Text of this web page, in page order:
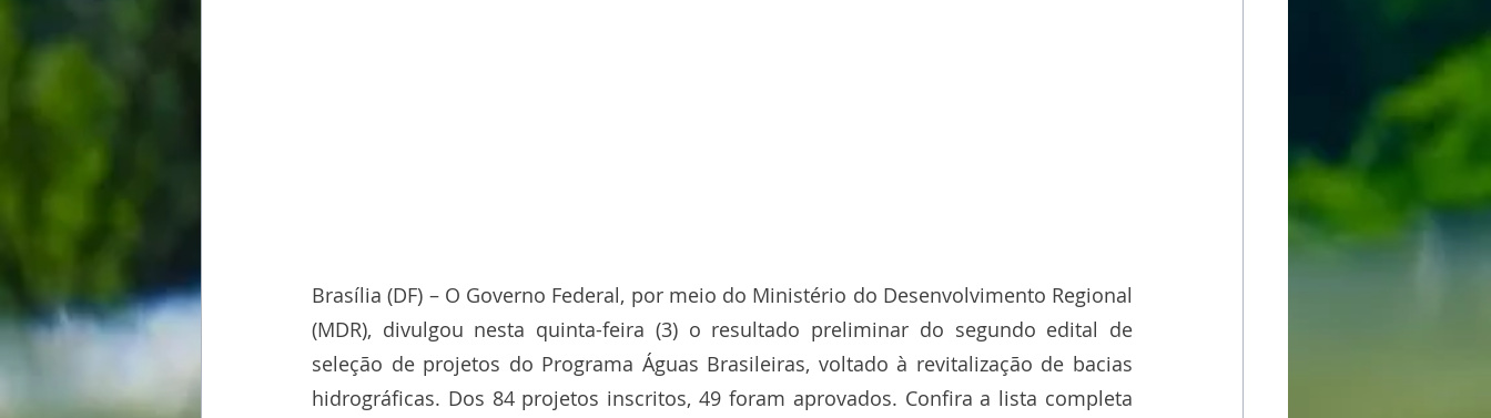
Brasília (DF) – O Governo Federal, por meio do Ministério do Desenvolvimento Regional
(MDR), divulgou nesta quinta-feira (3) o resultado preliminar do segundo edital de
seleção de projetos do Programa Águas Brasileiras, voltado à revitalização de bacias